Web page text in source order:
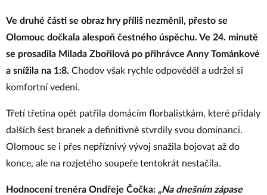
Ve druhé části se obraz hry příliš nezměnil, přesto se
Olomouc dočkala alespoň čestného úspěchu. Ve 24. minutě
se prosadila Milada Zbořilová po přihrávce Anny Tománkové
a snížila na 1:8. Chodov však rychle odpověděl a udržel si
komfortní vedení.
Třetí třetina opět patřila domácím florbalistkám, které přidaly
dalších šest branek a definitivně stvrdily svou dominanci.
Olomouc se i přes nepříznivý vývoj snažila bojovat až do
konce, ale na rozjetého soupeře tentokrát nestačila.
Hodnocení trenéra Ondřeje Čočka: „Na dnešním zápase